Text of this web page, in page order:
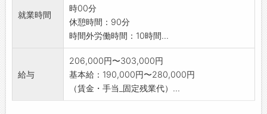
就業時間
時00分
休憩時間：90分
時間外労働時間：10時間...
給与
206,000円〜303,000円
基本給：190,000円〜280,000円
（賃金・手当_固定残業代）...